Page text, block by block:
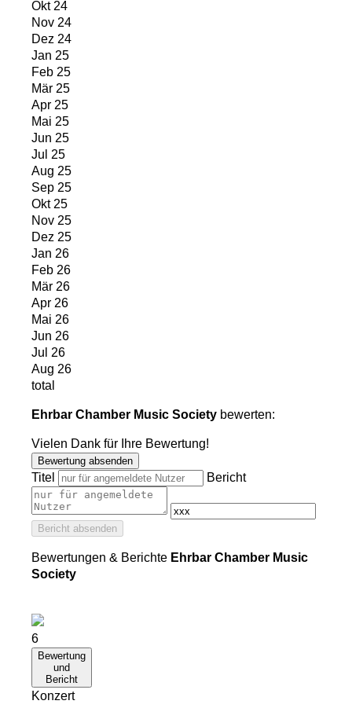
Okt 24
Nov 24
Dez 24
Jan 25
Feb 25
Mär 25
Apr 25
Mai 25
Jun 25
Jul 25
Aug 25
Sep 25
Okt 25
Nov 25
Dez 25
Jan 26
Feb 26
Mär 26
Apr 26
Mai 26
Jun 26
Jul 26
Aug 26
total
Ehrbar Chamber Music Society bewerten:
Vielen Dank für Ihre Bewertung!
Bewertung absenden
Titel Bericht
Bericht absenden
Bewertungen & Berichte Ehrbar Chamber Music
Society
6
Bewertung
und
Bericht
Konzert